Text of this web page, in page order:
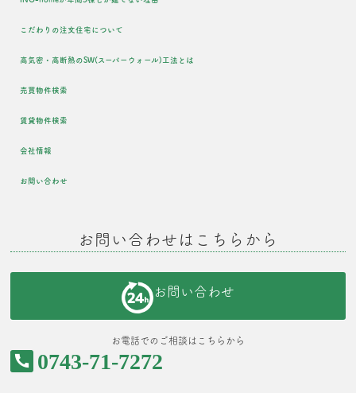
こだわりの注文住宅について
高気密・高断熱のSW(スーパーウォール)工法とは
売買物件検索
賃貸物件検索
会社情報
お問い合わせ
お問い合わせはこちらから
お問い合わせ
お電話でのご相談はこちらから
0743-71-7272